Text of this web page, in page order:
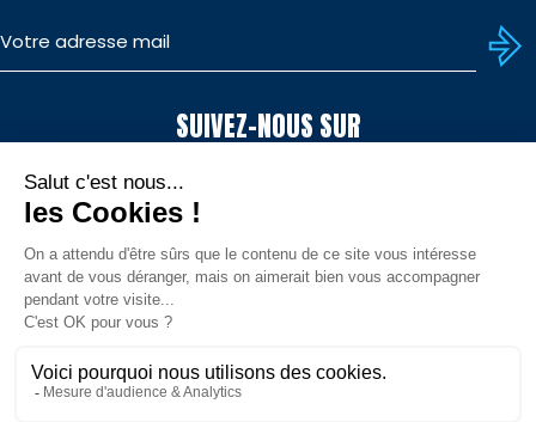
SUIVEZ-NOUS SUR
TÉLÉCHARGEZ L'APP